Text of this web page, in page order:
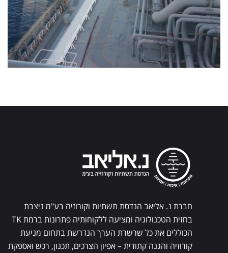
חברת נ. אליאב הנדסת תשתיות וקורוזיה בע"מ ניצבת
בחזית הטכנולוגיה ומציעה ללקוחותיה פתרונות ברמת TK
הכוללים את כל שרשרת הערך הנדרשת בתחום מניעת
קורוזיה והגנה קתודית – אפיון הצרכים, תכנון, רכש ואספקת